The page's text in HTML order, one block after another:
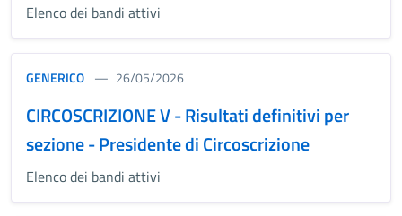
Elenco dei bandi attivi
GENERICO 26/05/2026
CIRCOSCRIZIONE V - Risultati definitivi per
sezione - Presidente di Circoscrizione
Elenco dei bandi attivi